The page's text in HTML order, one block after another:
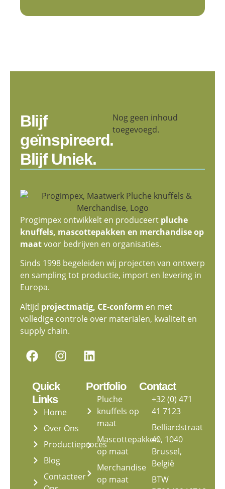
Blijf
geïnspireerd.
Blijf Uniek.
Nog geen inhoud
toegevoegd.
Progimpex ontwikkelt en produceert pluche
knuffels, mascottepakken en merchandise op
maatvoor bedrijven en organisaties.
Sinds 1998 begeleiden wij projecten van ontwerp
en sampling tot productie, import en levering in
Europa.
Altijd projectmatig, CE-conform en met
volledige controle over materialen, kwaliteit en
supply chain.
Quick
Links
Home
Over Ons
Productieproces
Blog
Contacteer
Portfolio
Pluche
knuffels op
maat
Mascottepakken
op maat
Merchandise
op maat
Contact
+32 (0) 471
41 7123
Belliardstraat
40, 1040
Brussel,
België
BTW